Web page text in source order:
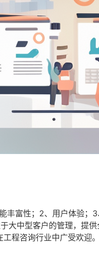
富性；2、用户体验；3
大中型客户的管理，提供
程咨询行业中广受欢迎。